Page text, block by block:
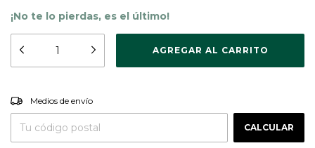
¡No te lo pierdas, es el último!
Entregas para el CP:
Medios de envío
CALCULAR